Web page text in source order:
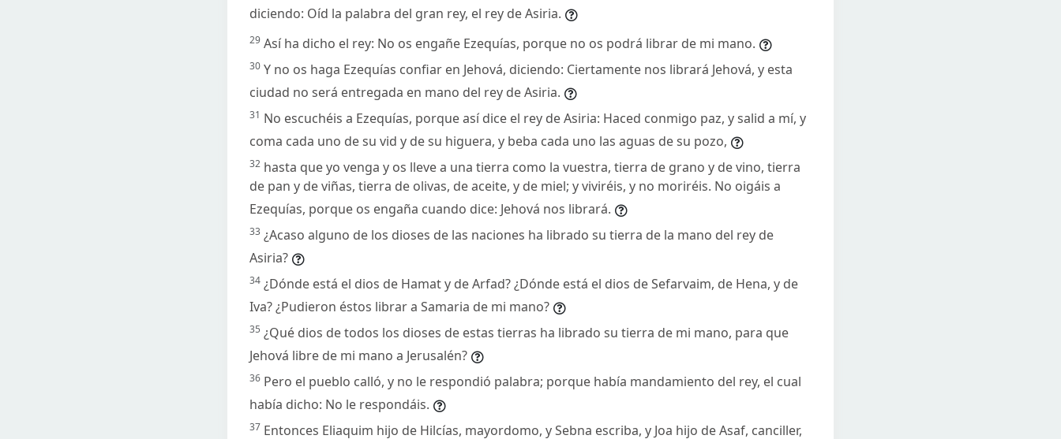
diciendo: Oíd la palabra del gran rey, el rey de Asiria.
29 Así ha dicho el rey: No os engañe Ezequías, porque no os podrá librar de mi mano.
30 Y no os haga Ezequías confiar en Jehová, diciendo: Ciertamente nos librará Jehová, y esta
ciudad no será entregada en mano del rey de Asiria.
31 No escuchéis a Ezequías, porque así dice el rey de Asiria: Haced conmigo paz, y salid a mí, y
coma cada uno de su vid y de su higuera, y beba cada uno las aguas de su pozo,
32 hasta que yo venga y os lleve a una tierra como la vuestra, tierra de grano y de vino, tierra
de pan y de viñas, tierra de olivas, de aceite, y de miel; y viviréis, y no moriréis. No oigáis a
Ezequías, porque os engaña cuando dice: Jehová nos librará.
33 ¿Acaso alguno de los dioses de las naciones ha librado su tierra de la mano del rey de
Asiria?
34 ¿Dónde está el dios de Hamat y de Arfad? ¿Dónde está el dios de Sefarvaim, de Hena, y de
Iva? ¿Pudieron éstos librar a Samaria de mi mano?
35 ¿Qué dios de todos los dioses de estas tierras ha librado su tierra de mi mano, para que
Jehová libre de mi mano a Jerusalén?
36 Pero el pueblo calló, y no le respondió palabra; porque había mandamiento del rey, el cual
había dicho: No le respondáis.
37 Entonces Eliaquim hijo de Hilcías, mayordomo, y Sebna escriba, y Joa hijo de Asaf, canciller,